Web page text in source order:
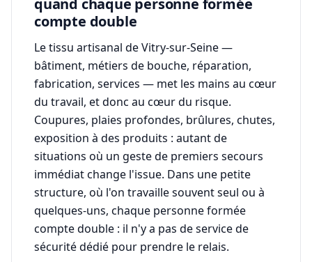
quand chaque personne formée
compte double
Le tissu artisanal de Vitry-sur-Seine —
bâtiment, métiers de bouche, réparation,
fabrication, services — met les mains au cœur
du travail, et donc au cœur du risque.
Coupures, plaies profondes, brûlures, chutes,
exposition à des produits : autant de
situations où un geste de premiers secours
immédiat change l'issue. Dans une petite
structure, où l'on travaille souvent seul ou à
quelques-uns, chaque personne formée
compte double : il n'y a pas de service de
sécurité dédié pour prendre le relais.